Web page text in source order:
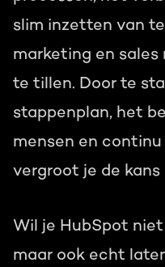
slim inzetten van
marketing en sales
te tillen. Door te
stappenplan, het
mensen en
vergroot je de
Wil je HubSpot
maar ook echt